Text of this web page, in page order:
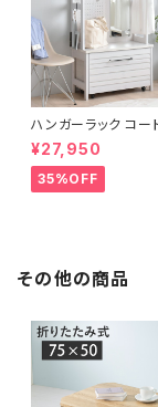
ハンガーラック コー
ワードローブ フリー
ーゼット 幅80 新生
し
¥27,950
35%OFF
その他の商品